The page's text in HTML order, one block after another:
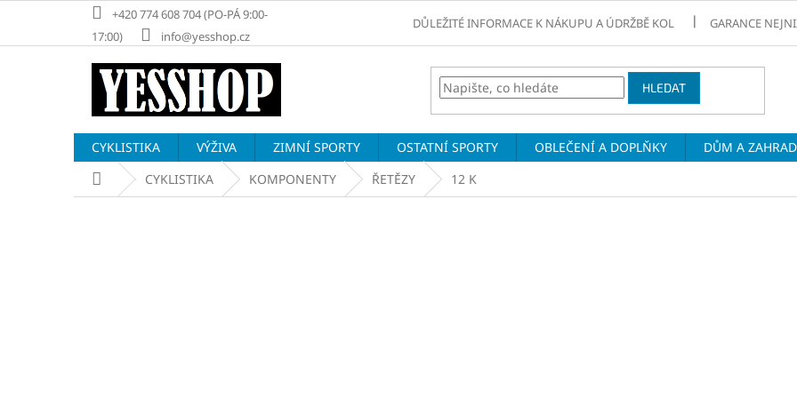
obsah
+420 774 608 704 (PO-PÁ 9:00-
17:00)
info@yesshop.cz
DŮLEŽITÉ INFORMACE K NÁKUPU A ÚDRŽBĚ KOL GARANCE
HLEDAT
CYKLISTIKA VÝŽIVA ZIMNÍ SPORTY OSTATNÍ SPORTY OBLEČENÍ A DOPLŇKY DŮM A
Domů CYKLISTIKA KOMPONENTY ŘETĚZY 12 K